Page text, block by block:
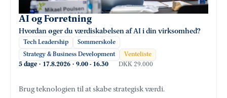
AI og Forretning
Hvordan øger du værdiskabelsen af AI i din virksomhed?
Tech Leadership
Sommerskole
Strategy & Business Development
Venteliste
5 dage · 17.8.2026 · 9.00 - 16.30 DKK 29.000
Brug teknologien til at skabe strategisk værdi.